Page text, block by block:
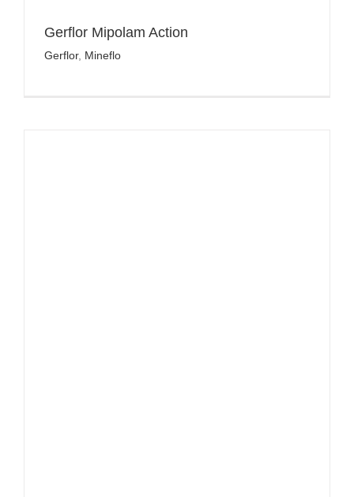
Gerflor Mipolam Action
Gerflor, Mineflo